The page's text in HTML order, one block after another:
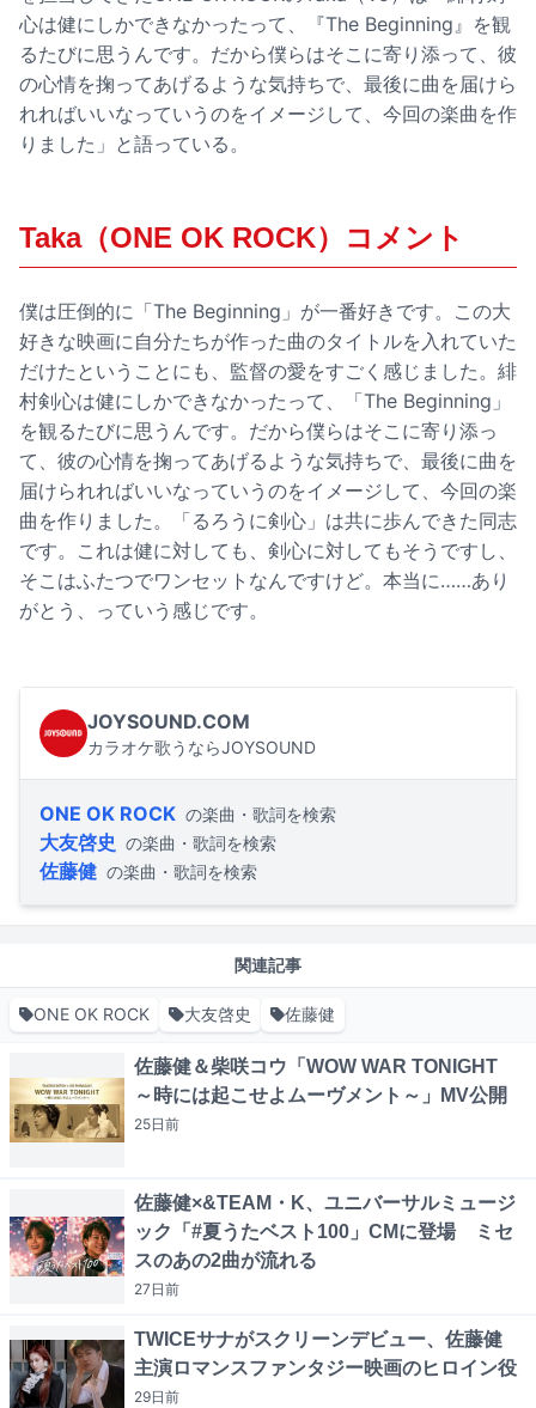
心は健にしかできなかったって、『The Beginning』を観
るたびに思うんです。だから僕らはそこに寄り添って、彼
の心情を掬ってあげるような気持ちで、最後に曲を届けら
れればいいなっていうのをイメージして、今回の楽曲を作
りました」と語っている。
Taka（ONE OK ROCK）コメント
僕は圧倒的に「The Beginning」が一番好きです。この大
好きな映画に自分たちが作った曲のタイトルを入れていた
だけたということにも、監督の愛をすごく感じました。緋
村剣心は健にしかできなかったって、「The Beginning」
を観るたびに思うんです。だから僕らはそこに寄り添っ
て、彼の心情を掬ってあげるような気持ちで、最後に曲を
届けられればいいなっていうのをイメージして、今回の楽
曲を作りました。「るろうに剣心」は共に歩んできた同志
です。これは健に対しても、剣心に対してもそうですし、
そこはふたつでワンセットなんですけど。本当に……あり
がとう、っていう感じです。
JOYSOUND.COM
カラオケ歌うならJOYSOUND
ONE OK ROCK の楽曲・歌詞を検索
大友啓史 の楽曲・歌詞を検索
佐藤健 の楽曲・歌詞を検索
関連記事
ONE OK ROCK 大友啓史 佐藤健
佐藤健＆柴咲コウ「WOW WAR TONIGHT
～時には起こせよムーヴメント～」MV公開
25日前
佐藤健×&TEAM・K、ユニバーサルミュージ
ック「#夏うたベスト100」CMに登場 ミセ
スのあの2曲が流れる
27日前
TWICEサナがスクリーンデビュー、佐藤健
主演ロマンスファンタジー映画のヒロイン役
29日前